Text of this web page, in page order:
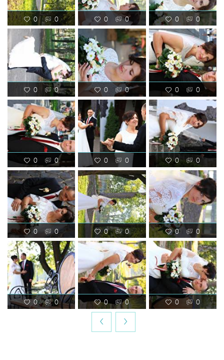
0 0 0 0 0 0
0 0 0 0 0 0
0 0 0 0 0 0
0 0 0 0 0 0
0 0 0 0 0 0
‹ ›